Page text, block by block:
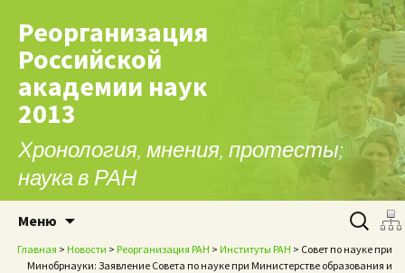
Реорганизация
Российской
академии наук
2013
Хронология, мнения, протесты;
наука в РАН
Меню Найти:
Главная > Новости > Реорганизация РАН > Институты РАН > Совет по науке при
Минобрнауки: Заявление Совета по науке при Министерстве образования и